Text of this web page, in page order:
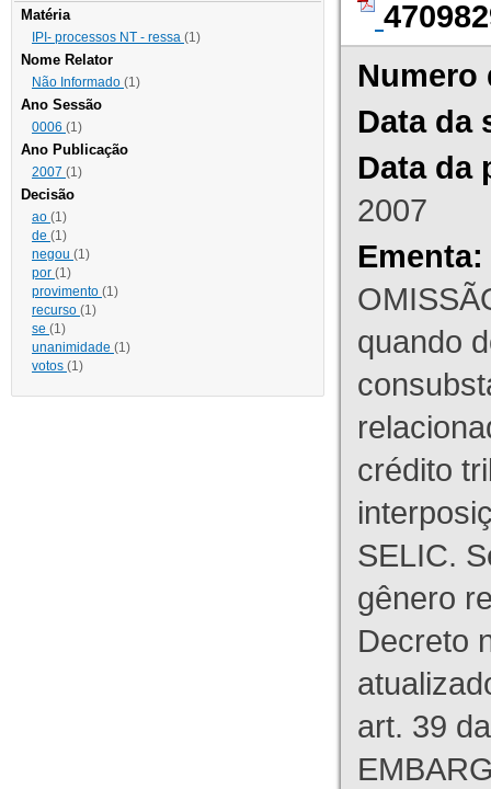
Matéria
IPI- processos NT - ressa (1)
Nome Relator
Não Informado (1)
Ano Sessão
0006 (1)
Ano Publicação
2007 (1)
Decisão
ao (1)
de (1)
negou (1)
por (1)
provimento (1)
recurso (1)
se (1)
unanimidade (1)
votos (1)
Numero
Data da
Data da
2007
Ementa:
quando
crédito
SELIC.
gênero
Decreto
art. 39